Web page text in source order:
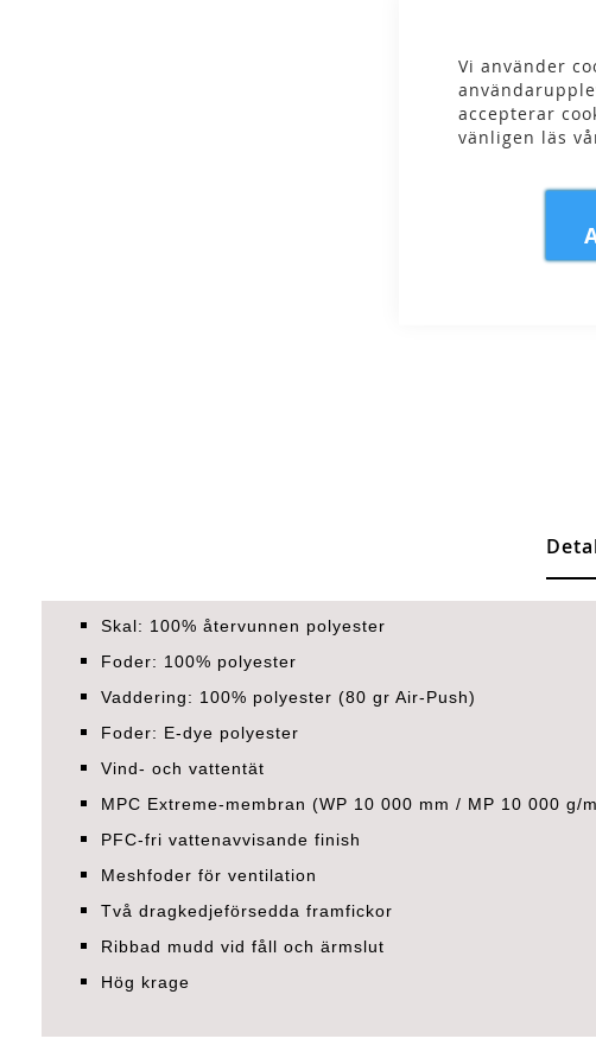
Vi använder
accepterar
vänligen läs
Skal: 100% återvunnen polyester
Foder: 100% polyester
Vaddering: 100% polyester (80 gr Air-Push)
Foder: E-dye polyester
Vind- och vattentät
MPC Extreme-membran (WP 10 000 mm / MP 10 000 g/
PFC-fri vattenavvisande finish
Meshfoder för ventilation
Två dragkedjeförsedda framfickor
Ribbad mudd vid fåll och ärmslut
Hög krage